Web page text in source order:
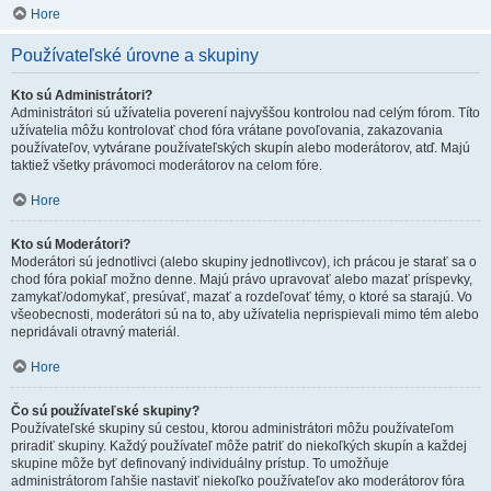
Hore
Používateľské úrovne a skupiny
Kto sú Administrátori?
Administrátori sú užívatelia poverení najvyššou kontrolou nad celým fórom. Títo
užívatelia môžu kontrolovať chod fóra vrátane povoľovania, zakazovania
používateľov, vytvárane používateľských skupín alebo moderátorov, atď. Majú
taktiež všetky právomoci moderátorov na celom fóre.
Hore
Kto sú Moderátori?
Moderátori sú jednotlivci (alebo skupiny jednotlivcov), ich prácou je starať sa o
chod fóra pokiaľ možno denne. Majú právo upravovať alebo mazať príspevky,
zamykať/odomykať, presúvať, mazať a rozdeľovať témy, o ktoré sa starajú. Vo
všeobecnosti, moderátori sú na to, aby užívatelia neprispievali mimo tém alebo
nepridávali otravný materiál.
Hore
Čo sú používateľské skupiny?
Používateľské skupiny sú cestou, ktorou administrátori môžu používateľom
priradiť skupiny. Každý používateľ môže patriť do niekoľkých skupín a každej
skupine môže byť definovaný individuálny prístup. To umožňuje
administrátorom ľahšie nastaviť niekoľko používateľov ako moderátorov fóra